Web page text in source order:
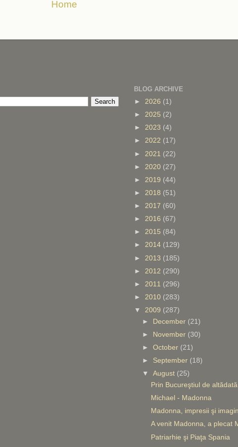
Home
BLOG ARCHIVE
► 2026 (1)
► 2025 (2)
► 2023 (4)
► 2022 (17)
► 2021 (22)
► 2020 (27)
► 2019 (44)
► 2018 (51)
► 2017 (60)
► 2016 (67)
► 2015 (84)
► 2014 (129)
► 2013 (185)
► 2012 (290)
► 2011 (296)
► 2010 (283)
▼ 2009 (287)
►
December (21)
►
November (30)
►October (21)
► September (18)
▼August (25)
Prin Bucureştiul de altădată
Michael - Madonna
Madonna, impresii şi
A venit Madonna, a plecat
Patriarhie şi Piaţa Spania